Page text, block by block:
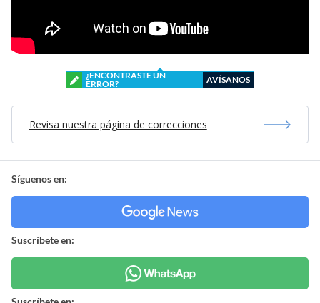
¿ENCONTRASTE UN
ERROR?
AVÍSANOS
Revisa nuestra página de correcciones
Síguenos en:
Suscríbete en: